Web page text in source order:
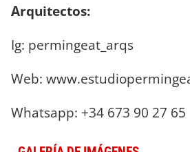
Arquitectos:
Ig: permingeat_arqs
Web:
Whatsapp: +34 673 90 27 65